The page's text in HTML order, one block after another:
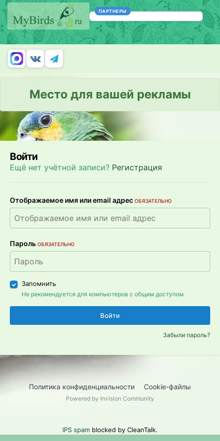
ПАРТНЕРЫ
Место для вашей рекламы
Войти
Ещё нет учётной записи? Регистрация
Отображаемое имя или email адрес ОБЯЗАТЕЛЬНО
Пароль ОБЯЗАТЕЛЬНО
Запомнить
Не рекомендуется для компьютеров с общим доступом
Войти
Забыли пароль?
Политика конфиденциальности Cookie-файлы
Powered by Invision Community
IPS spam blocked by CleanTalk.